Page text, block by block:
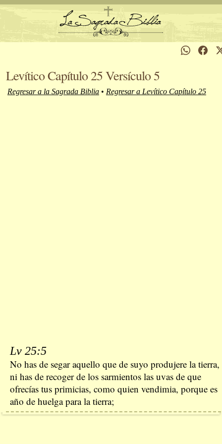
Levítico Capítulo 25 Versículo 5
Regresar a la Sagrada Biblia • Regresar a Levítico Capítulo 25
Lv 25:5
No has de segar aquello que de suyo produjere la tierra,
ni has de recoger de los sarmientos las uvas de que
ofrecías tus primicias, como quien vendimia, porque es
año de huelga para la tierra;